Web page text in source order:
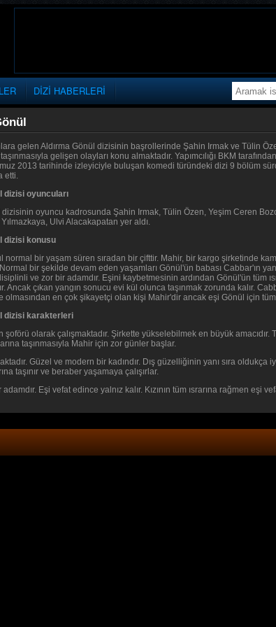
DİZİ HABERLERİ
gelen Aldırma Gönül dizisinin başrollerinde Şahin Irmak ve Tülin
gelişen olayları konu almaktadır. Yapımcılığı BKM
2013 tarihinde izleyiciyle buluşan komedi türündeki dizi 9 bölüm
etti.
dizisi oyuncuları
dizisinin oyuncu kadrosunda Şahin Irmak, Tülin Özen, Yeşim Ceren
Ulvi Alacakapatan yer aldı.
dizisi konusu
normal bir yaşam süren sıradan bir çifttir. Mahir, bir kargo şirketinde
Normal bir şekilde devam eden yaşamları Gönül'ün babası Cabbar'ın
ve zor bir adamdır. Eşini kaybetmesinin ardından Gönül'ün tüm
Ancak çıkan yangın sonucu evi kül olunca taşınmak zorunda kalır.
olmasından en çok şikayetçi olan kişi Mahir'dir ancak eşi Gönül için
dizisi karakterleri
olarak çalışmaktadır. Şirkette yükselebilmek en büyük
taşınmasıyla Mahir için zor günler başlar.
Güzel ve modern bir kadındır. Dış güzelliğinin yanı sıra
taşınır ve beraber yaşamaya çalışırlar.
Eşi vefat edince yalnız kalır. Kızının tüm ısrarına rağmen eşi